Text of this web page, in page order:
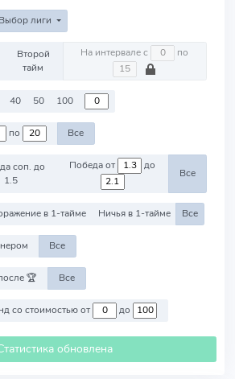
Выбор лиги
Второй
тайм
На интервале с по
40 50 100
по Все
соп. до
1.5
Победа от до
Все
в 1-тайме Ничья в 1-тайме Все
Все
🏆 Все
Против команд со стоимостью от до
обновлена